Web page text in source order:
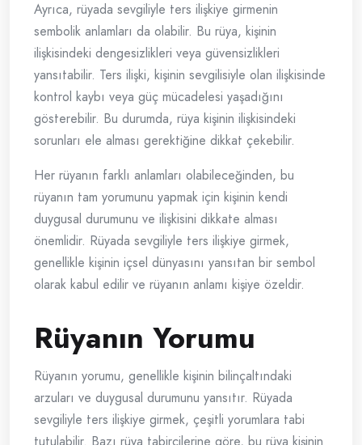
Ayrıca, rüyada sevgiliyle ters ilişkiye girmenin
sembolik anlamları da olabilir. Bu rüya, kişinin
ilişkisindeki dengesizlikleri veya güvensizlikleri
yansıtabilir. Ters ilişki, kişinin sevgilisiyle olan ilişkisinde
kontrol kaybı veya güç mücadelesi yaşadığını
gösterebilir. Bu durumda, rüya kişinin ilişkisindeki
sorunları ele alması gerektiğine dikkat çekebilir.
Her rüyanın farklı anlamları olabileceğinden, bu
rüyanın tam yorumunu yapmak için kişinin kendi
duygusal durumunu ve ilişkisini dikkate alması
önemlidir. Rüyada sevgiliyle ters ilişkiye girmek,
genellikle kişinin içsel dünyasını yansıtan bir sembol
olarak kabul edilir ve rüyanın anlamı kişiye özeldir.
Rüyanın Yorumu
Rüyanın yorumu, genellikle kişinin bilinçaltındaki
arzuları ve duygusal durumunu yansıtır. Rüyada
sevgiliyle ters ilişkiye girmek, çeşitli yorumlara tabi